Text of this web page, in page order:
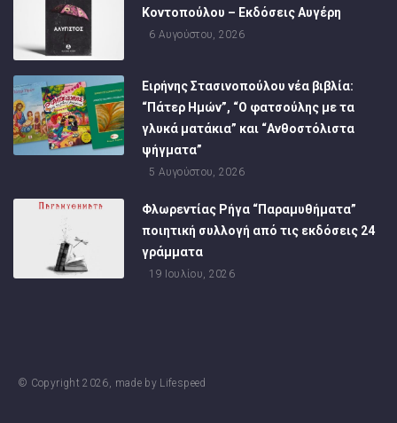
Κοντοπούλου – Εκδόσεις Αυγέρη
6 Αυγούστου, 2026
Ειρήνης Στασινοπούλου νέα βιβλία:
“Πάτερ Ημών”, “Ο φατσούλης με τα
γλυκά ματάκια” και “Ανθοστόλιστα
ψήγματα”
5 Αυγούστου, 2026
Φλωρεντίας Ρήγα “Παραμυθήματα”
ποιητική συλλογή από τις εκδόσεις 24
γράμματα
19 Ιουλίου, 2026
© Copyright2026, made by Lifespeed